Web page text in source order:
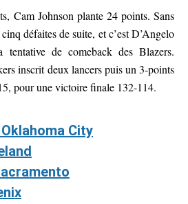
Cam Johnson plante 24 points. Sans
défaites de suite, et c’est D’Angelo
tentative de comeback des Blazers.
inscrit deux lancers puis un 3-points
pour une victoire finale 132-114.
City